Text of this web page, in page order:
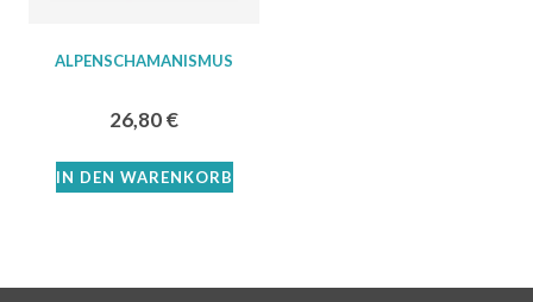
ALPENSCHAMANISMUS
26,80€
IN DEN WARENKORB